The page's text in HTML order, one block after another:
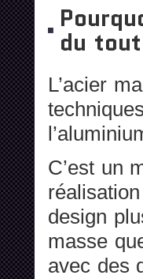
du
L’acier
C’est un
design
masse
avec des